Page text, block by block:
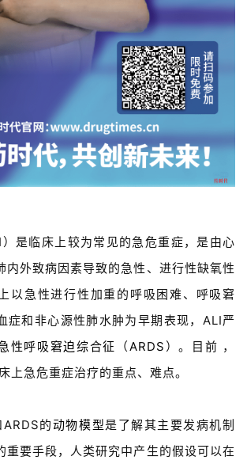
）是临床上较为常见的急危重症，是由心
内外致病因素导致的急性、进行性缺氧性
以急性进行性加重的呼吸困难、呼吸窘
症和非心源性肺水肿为早期表现，ALI严
性呼吸窘迫综合征 （ARDS ）。目前 ，
上急危重症治疗的重点、难点。
的动物模型是了解其主要发病机制
重要手段，人类研究中产生的假设可以在